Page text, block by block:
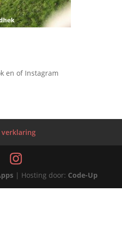
en of Instagram
verklaring
| Hosting door: Code-Up